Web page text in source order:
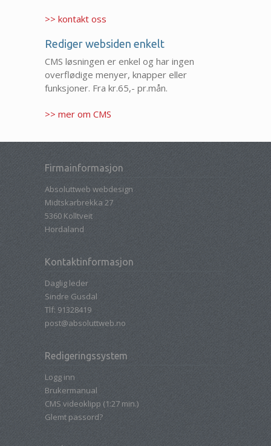
>> kontakt oss
Rediger websiden enkelt
CMS løsningen er enkel og har ingen
overflødige menyer, knapper eller
funksjoner. Fra kr.65,- pr.mån.
>> mer om CMS
Firmainformasjon
Absoluttweb webdesign
Midtskarbrekka 27
5360 Kolltveit
Hordaland
Kontaktinformasjon
Daglig leder
Sindre Gusdal
Tlf: 91328419
post@absoluttweb.no
Redigeringssystem
Logg inn
Brukermanual
CMS videoklipp (1:27 min.)
Glemt passord?